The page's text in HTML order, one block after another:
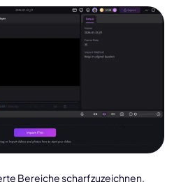
Bereiche scharfzuzeichnen,